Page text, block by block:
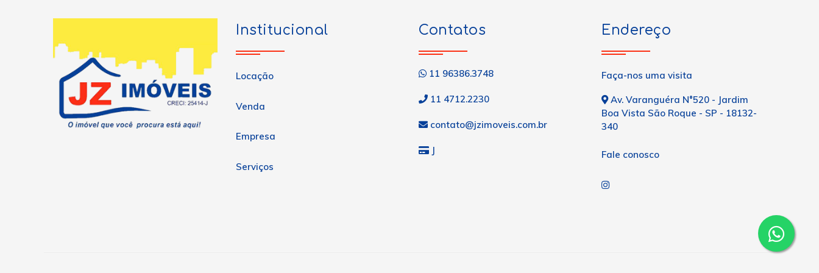
Institucional
Locação
Venda
Empresa
Serviços
Contatos
11 96386.3748
11 4712.2230
contato@jzimoveis.com.br
J
Endereço
Faça-nos uma visita
Av. Varanguéra N°520 - Jardim
Boa Vista São Roque - SP - 18132-
340
Fale conosco